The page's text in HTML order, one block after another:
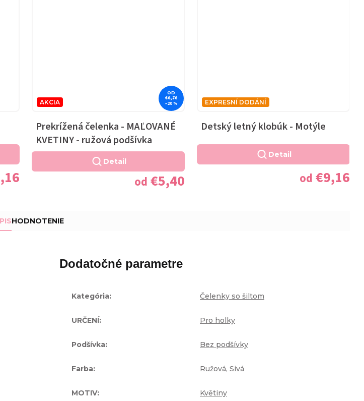
AKCIA
OD
€6,76
–20 %
Prekrížená čelenka - MAĽOVANÉ
KVETINY - ružová podšívka
od €5,40
Detail
EXPRESNÍ DODÁNÍ
Detský letný klobúk - Motýle
od €9,16
Detail
HODNOTENIE
Dodatočné parametre
Kategória: Čelenky so šiltom
URČENÍ: Pro holky
Podšívka: Bez podšívky
Farba: Ružová, Sivá
MOTIV: Květiny